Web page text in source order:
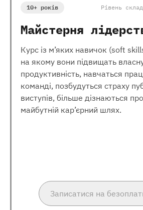
10+ років Рівень
Майстерня
Курс із м’яких навичок (soft
на якому вони підвищать
продуктивність, навчаться
команді, позбудуться страху
виступів, більше дізнаються
майбутній кар’єрний шлях.
Записатися на